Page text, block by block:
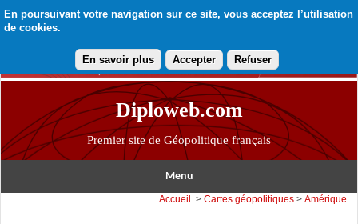
En poursuivant votre navigation sur ce site, vous acceptez l’utilisation
de cookies.
En savoir plus Accepter Refuser
Diploweb.com
Premier site de Géopolitique français
Menu
Accueil >Cartes géopolitiques >Amérique